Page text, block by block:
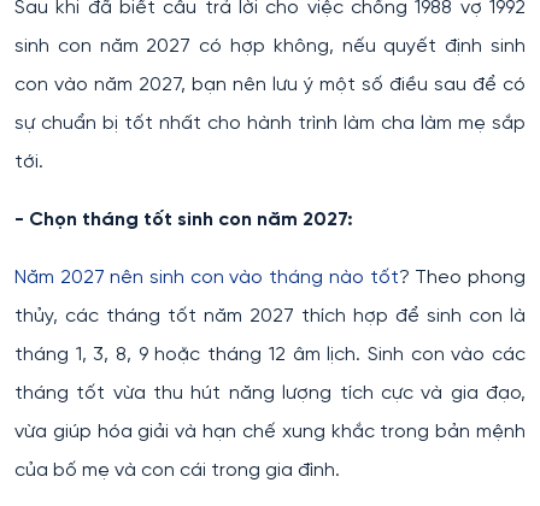
Sau khi đã biết câu trả lời cho việc chồng 1988 vợ 1992
sinh con năm 2027 có hợp không, nếu quyết định sinh
con vào năm 2027, bạn nên lưu ý một số điều sau để có
sự chuẩn bị tốt nhất cho hành trình làm cha làm mẹ sắp
tới.
- Chọn tháng tốt sinh con năm 2027:
Năm 2027 nên sinh con vào tháng nào tốt? Theo phong
thủy, các tháng tốt năm 2027 thích hợp để sinh con là
tháng 1, 3, 8, 9 hoặc tháng 12 âm lịch. Sinh con vào các
tháng tốt vừa thu hút năng lượng tích cực và gia đạo,
vừa giúp hóa giải và hạn chế xung khắc trong bản mệnh
của bố mẹ và con cái trong gia đình.